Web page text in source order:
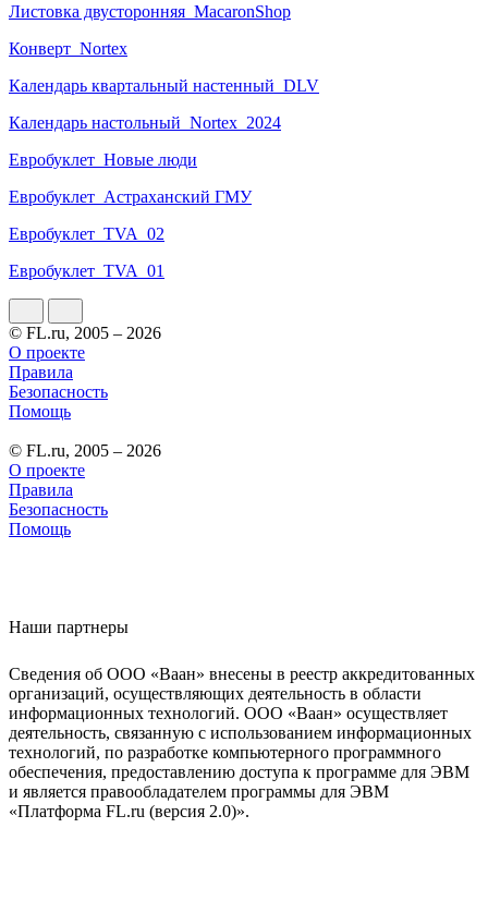
Листовка двусторонняя_MacaronShop
Конверт_Nortex
Календарь квартальный настенный_DLV
Календарь настольный_Nortex_2024
Евробуклет_Новые люди
Евробуклет_Астраханский ГМУ
Евробуклет_TVA_02
Евробуклет_TVA_01
© FL.ru, 2005 – 2026
О проекте
Правила
Безопасность
Помощь
© FL.ru, 2005 – 2026
О проекте
Правила
Безопасность
Помощь
Наши партнеры
Сведения об ООО «Ваан» внесены в реестр аккредитованных
организаций, осуществляющих деятельность в области
информационных технологий. ООО «Ваан» осуществляет
деятельность, связанную с использованием информационных
технологий, по разработке компьютерного программного
обеспечения, предоставлению доступа к программе для ЭВМ
и является правообладателем программы для ЭВМ
«Платформа FL.ru (версия 2.0)».